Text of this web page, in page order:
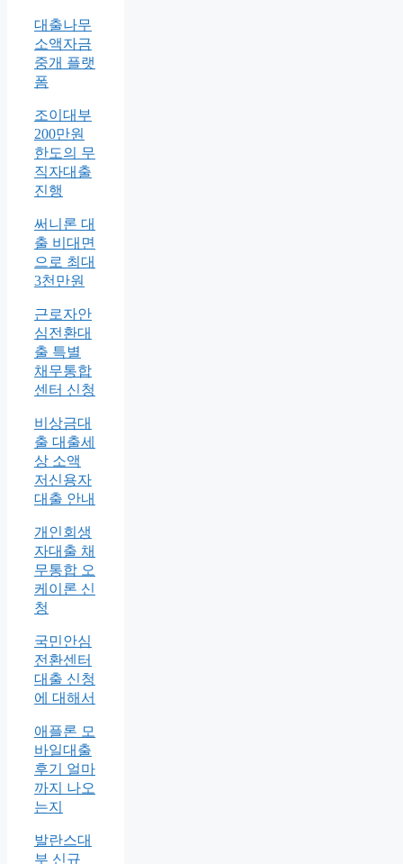
대출나무
소액자금
중개 플랫
폼
조이대부
200만원
한도의 무
직자대출
진행
써니론 대
출 비대면
으로 최대
3천만원
근로자안
심전환대
출 특별
채무통합
센터 신청
비상금대
출 대출세
상 소액
저신용자
대출 안내
개인회생
자대출 채
무통합 오
케이론 신
청
국민안심
전환센터
대출 신청
에 대해서
애플론 모
바일대출
후기 얼마
까지 나오
는지
발란스대
부 신규